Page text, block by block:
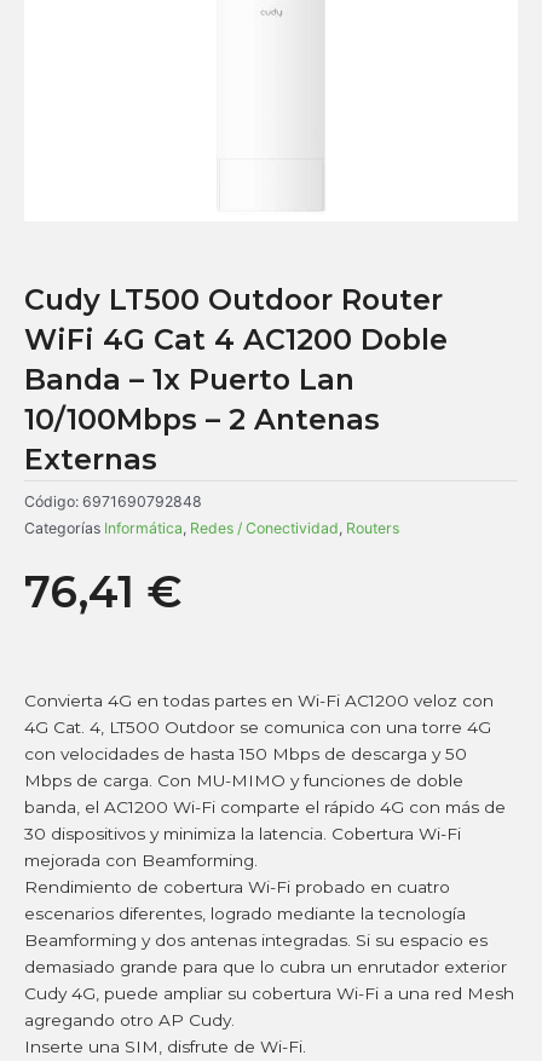
Cudy LT500 Outdoor Router
WiFi 4G Cat 4 AC1200 Doble
Banda – 1x Puerto Lan
10/100Mbps – 2 Antenas
Externas
Código: 6971690792848
Categorías Informática, Redes / Conectividad, Routers
76,41 €
Convierta 4G en todas partes en Wi-Fi AC1200 veloz con
4G Cat. 4, LT500 Outdoor se comunica con una torre 4G
con velocidades de hasta 150 Mbps de descarga y 50
Mbps de carga. Con MU-MIMO y funciones de doble
banda, el AC1200 Wi-Fi comparte el rápido 4G con más de
30 dispositivos y minimiza la latencia. Cobertura Wi-Fi
mejorada con Beamforming.
Rendimiento de cobertura Wi-Fi probado en cuatro
escenarios diferentes, logrado mediante la tecnología
Beamforming y dos antenas integradas. Si su espacio es
demasiado grande para que lo cubra un enrutador exterior
Cudy 4G, puede ampliar su cobertura Wi-Fi a una red Mesh
agregando otro AP Cudy.
Inserte una SIM, disfrute de Wi-Fi.